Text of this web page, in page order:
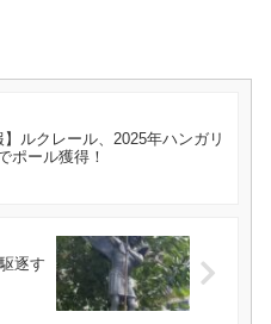
】ルクレール、2025年ハンガリ
ポール獲得！
逐す